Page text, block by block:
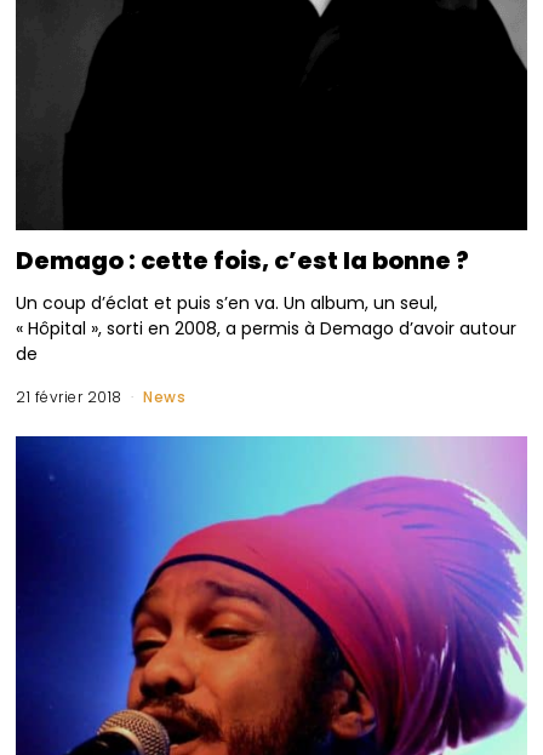
Demago : cette fois, c’est la bonne ?
Un coup d’éclat et puis s’en va. Un album, un seul,
« Hôpital », sorti en 2008, a permis à Demago d’avoir autour
de
21 février 2018 News